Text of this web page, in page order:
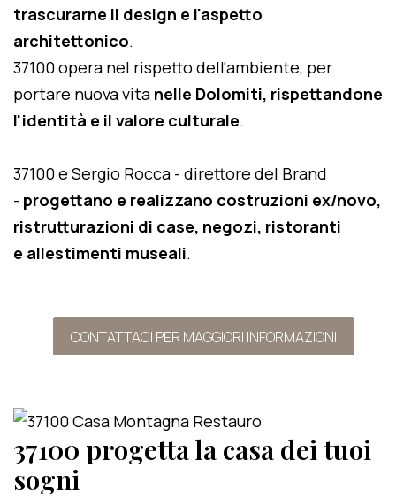
trascurarne il design e l'aspetto
architettonico.
37100 opera nel rispetto dell'ambiente, per
portare nuova vita nelle Dolomiti, rispettandone
l'identità e il valore culturale.
37100 e Sergio Rocca - direttore del Brand
- progettano e realizzano costruzioni ex/novo,
ristrutturazioni di case, negozi, ristoranti
e allestimenti museali.
CONTATTACI PER MAGGIORI INFORMAZIONI
37100 progetta la casa dei tuoi
sogni